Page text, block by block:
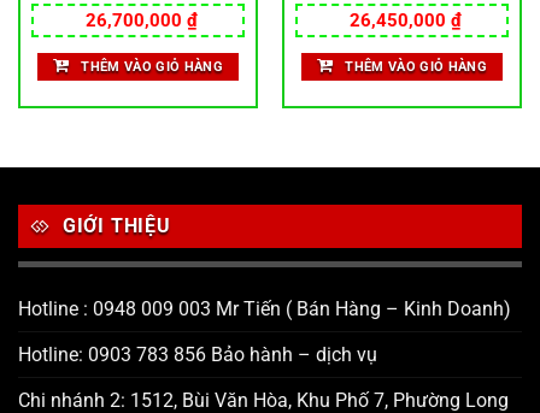
26,700,000 ₫
THÊM VÀO GIỎ HÀNG
26,450,000 ₫
THÊM VÀO GIỎ HÀNG
GIỚI THIỆU
Hotline : 0948 009 003 Mr Tiến ( Bán Hàng – Kinh Doanh)
Hotline: 0903 783 856 Bảo hành – dịch vụ
Chi nhánh 2: 1512, Bùi Văn Hòa, Khu Phố 7, Phường Long